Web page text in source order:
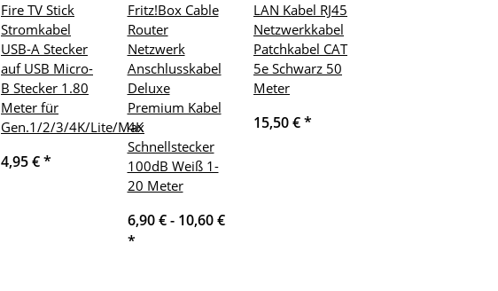
Fire TV Stick
Stromkabel
USB-A Stecker
auf USB Micro-
B Stecker 1.80
Meter für
Gen.1/2/3/4K/Lite/Max
4,95 €*
Fritz!Box Cable
Router
Netzwerk
Anschlusskabel
Deluxe
Premium Kabel
4K
Schnellstecker
100dB Weiß 1-
20 Meter
6,90 € - 10,60 €
*
LAN Kabel RJ45
Netzwerkkabel
Patchkabel CAT
5e Schwarz 50
Meter
15,50 €*